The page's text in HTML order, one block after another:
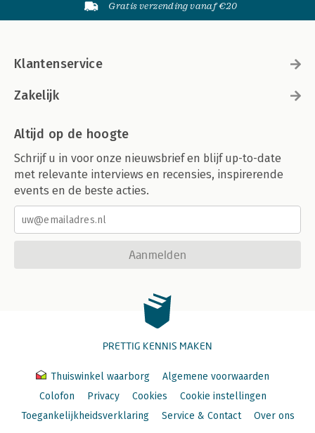
Gratis verzending vanaf €20
Klantenservice
Zakelijk
Altijd op de hoogte
Schrijf u in voor onze nieuwsbrief en blijf up-to-date
met relevante interviews en recensies, inspirerende
events en de beste acties.
Aanmelden
PRETTIG KENNIS MAKEN
Thuiswinkel waarborg
Algemene voorwaarden
Colofon
Privacy Cookies
Cookie instellingen
Toegankelijkheidsverklaring
Service & Contact Over ons